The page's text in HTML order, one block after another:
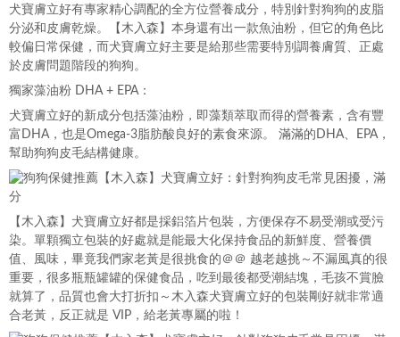
犬寶膚立好有專家精心調配的全方位營養成分，特別針對狗狗的皮脂
分泌和皮膚乾燥。【木入森】本身還有出一款魚油粉，但它的角色比
較偏日常保健，而犬寶膚立好主要是給那些需要特別調養膚質、正處
於皮膚問題階段的狗狗。
獨家藻油粉 DHA + EPA：
犬寶膚立好的新成分包括藻油粉，即藻類萃取而得的營養素，含有豐
富DHA，也是Omega-3脂肪酸良好的素食來源。 滿滿的DHA、EPA，
幫助狗狗皮毛結構健康。
【木入森】犬寶膚立好都是採鋁箔片包裝，方便保存不易受潮或受污
染。單顆獨立包裝的好處就是能最大化保持食品的新鮮度、營養價
值、風味，畢竟我們家老黃是很挑食的＠＠ 越老越挑～不漏風真的很
重要，很多瓶瓶罐罐的保健食品，吃到最後都受潮結塊，毛孩不賞臉
就算了，品質也會大打折扣～木入森犬寶膚立好的包裝剛好就非常適
合老黃，反正就是 VIP，給老黃專屬的啦！